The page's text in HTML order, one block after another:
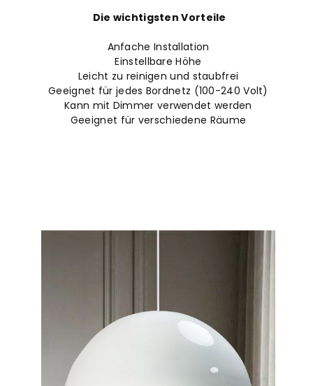
Die wichtigsten Vorteile
Anfache Installation
Einstellbare Höhe
Leicht zu reinigen und staubfrei
Geeignet für jedes Bordnetz (100-240 Volt)
Kann mit Dimmer verwendet werden
Geeignet für verschiedene Räume